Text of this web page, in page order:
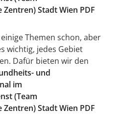
Stadt Wien PDF
Themen schon, aber
wichtig, jedes Gebiet
Dafür bieten wir den
und
im
(Team
Stadt Wien PDF